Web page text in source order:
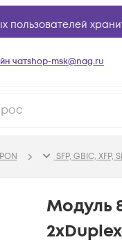
пользователей
чатshop-msk@nag.ru
SFP, GBIC, XFP,
Модуль